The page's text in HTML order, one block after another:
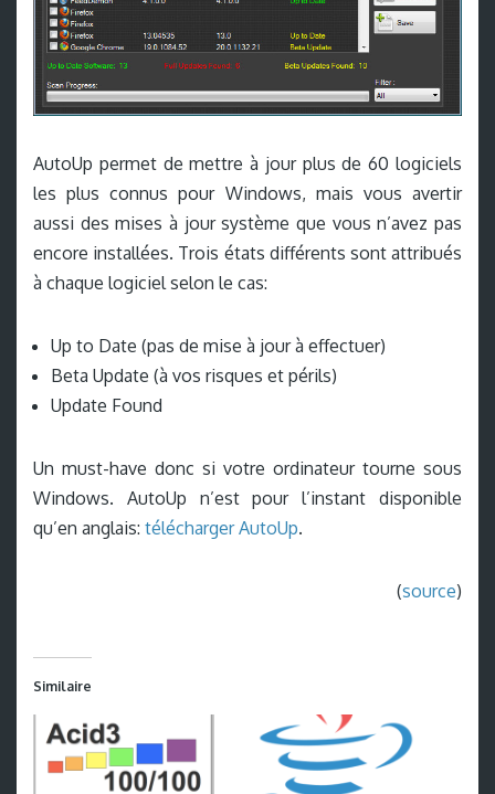
AutoUp permet de mettre à jour plus de 60 logiciels
les plus connus pour Windows, mais vous avertir
aussi des mises à jour système que vous n’avez pas
encore installées. Trois états différents sont attribués
à chaque logiciel selon le cas:
Up to Date (pas de mise à jour à effectuer)
Beta Update (à vos risques et périls)
Update Found
Un must-have donc si votre ordinateur tourne sous
Windows. AutoUp n’est pour l’instant disponible
qu’en anglais: télécharger AutoUp.
(source)
Similaire